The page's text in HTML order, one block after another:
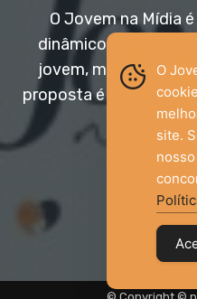
O Jovem na Mídia
dinâmico e
jovem, mas aberto a
proposta é trazer
olhar
Entre
O
site.